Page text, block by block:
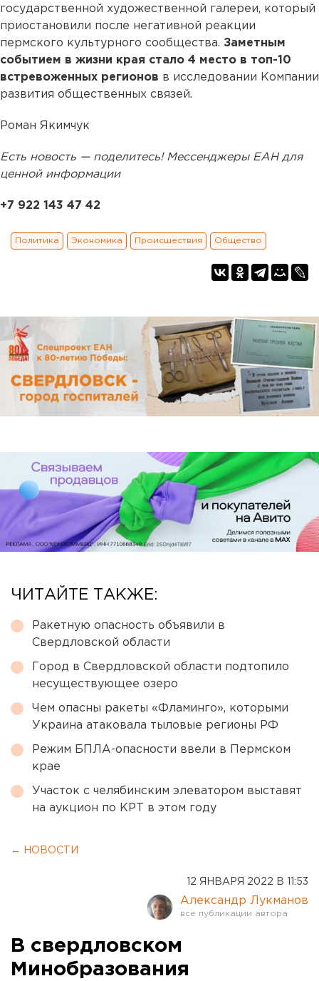
государственной художественной галереи, который
приостановили после негативной реакции
пермского культурного сообщества. Заметным
событием в жизни края стало 4 место в топ-10
встревоженных регионов в исследовании Компании
развития общественных связей.
Роман Якимчук
Есть новость — поделитесь! Мессенджеры ЕАН для
ценной информации
+7 922 143 47 42
Политика Экономика Происшествия Общество
ЧИТАЙТЕ ТАКЖЕ:
Ракетную опасность объявили в
Свердловской области
Город в Свердловской области подтопило
несуществующее озеро
Чем опасны ракеты «Фламинго», которыми
Украина атаковала тыловые регионы РФ
Режим БПЛА-опасности ввели в Пермском
крае
Участок с челябинским элеватором выставят
на аукцион по КРТ в этом году
← НОВОСТИ
12 ЯНВАРЯ 2022 В 11:53
Александр Лукманов
В свердловском
Минобразования